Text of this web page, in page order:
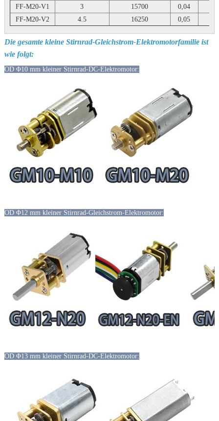
FF-M20-V1 3 15700
0,04
FF-M20-V2
4.5 16250 0,05
Die gesamte kleine Stirnrad-Gleichstrom-Elektromotorfamilie ist
wie folgt:
OD Φ10 mm kleiner Stirnrad-DC-Elektromotor:
OD Φ12 mm kleiner Stirnrad-Gleichstrom-Elektromotor:
OD Φ13 mm kleiner Stirnrad-DC-Elektromotor: